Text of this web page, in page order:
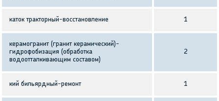
каток тракторный-восстановление 1
керамогранит (гранит керамический)-
гидрофобизация (обработка
водоотталкивающим составом)
2
кий бильярдный-ремонт 1